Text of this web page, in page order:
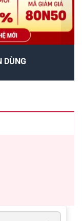
DÙNG